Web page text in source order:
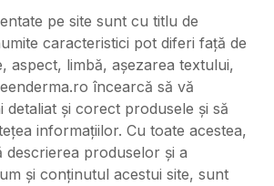
pe site sunt cu titlu de
caracteristici pot diferi față de
aspect, limbă, așezarea textului,
încearcă să vă
detaliat și corect produsele și să
informațiilor. Cu toate acestea,
descrierea produselor și a
și conținutul acestui site, sunt